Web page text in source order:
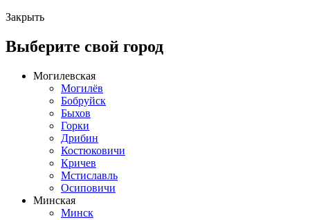
Закрыть
Выберите свой город
Могилевская
Могилёв
Бобруйск
Быхов
Горки
Дрибин
Костюковичи
Кричев
Мстиславль
Осиповичи
Минская
Минск